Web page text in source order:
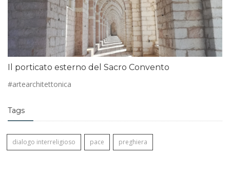
Il porticato esterno del Sacro Convento
#artearchitettonica
Tags
dialogo interreligioso pace preghiera